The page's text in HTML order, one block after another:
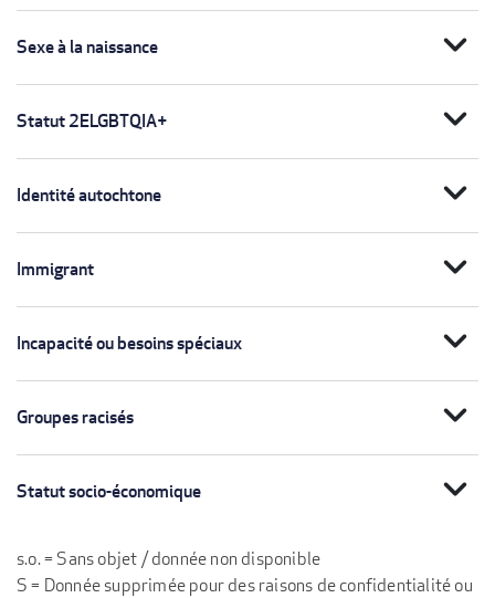
Sexe à la naissance expand_more
Statut 2ELGBTQIA+ expand_more
Identité autochtone expand_more
Immigrant expand_more
Incapacité ou besoins spéciaux expand_more
Groupes racisés expand_more
Statut socio-économique expand_more
s.o. = Sans objet / donnée non disponible
S = Donnée supprimée pour des raisons de confidentialité ou